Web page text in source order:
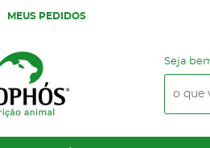
MEUS PEDIDOS
Seja